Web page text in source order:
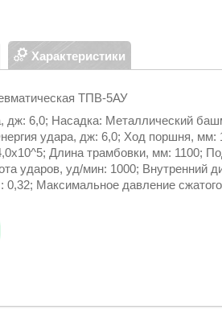
Характеристики
ТПВ-5АУ
дж: 6,0; Насадка: Металлический
удара, дж: 6,0; Ход поршня,
Длина трамбовки, мм: 1100;
ударов, уд/мин: 1000; Внутренний
0,32; Максимальное давление